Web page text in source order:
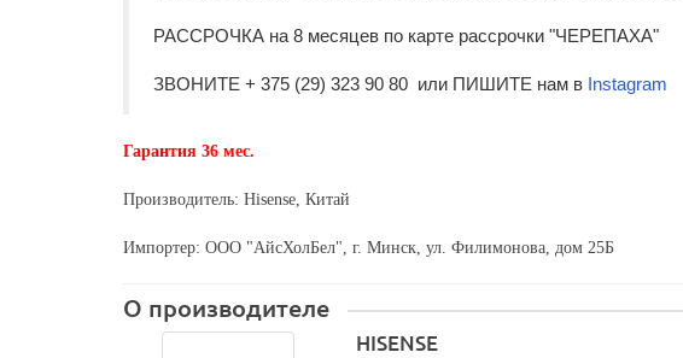
РАССРОЧКА на 8 месяцев по карте рассрочки "ЧЕРЕПАХА"
ЗВОНИТЕ + 375 (29) 323 90 80 или ПИШИТЕ нам в Instagram
Гарантия 36 мес.
Производитель: Hisense, Китай
Импортер: ООО "АйсХолБел", г. Минск, ул. Филимонова, дом 25Б
О производителе
HISENSE